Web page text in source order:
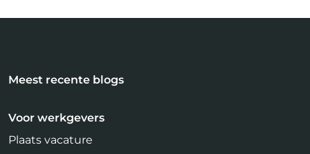
Meest recente blogs
Voor werkgevers
Plaats vacature